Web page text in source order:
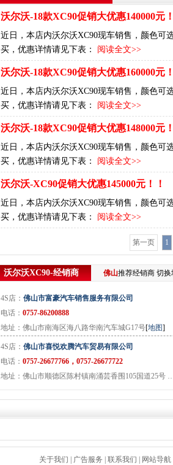
沃尔沃-18款XC90促销大优惠140000元！
近日，本店内沃尔沃XC90现车销售，颜色可
买，优惠详情请见下表：
阅读全文>>
沃尔沃-18款XC90促销大优惠160000元！
近日，本店内沃尔沃XC90现车销售，颜色可
买，优惠详情请见下表：
阅读全文>>
沃尔沃-18款XC90促销大优惠148000元！
近日，本店内沃尔沃XC90现车销售，颜色可
买，优惠详情请见下表：
阅读全文>>
沃尔沃-XC90促销大优惠145000元！！
近日，本店内沃尔沃XC90现车销售，颜色可
买，优惠详情请见下表：
阅读全文>>
第一页 1
沃尔沃XC90-经销商 佛山推荐经销商 切换
4S店： 佛山市富豪汽车销售服务有限公司
电话： 0757-86200888
地址：佛山市南海区海八路华南汽车城G17号[地图]
4S店： 佛山市喜悦欢腾汽车贸易有限公司
电话： 0757-26677766，0757-26677722
地址：佛山市顺德区陈村镇南涌芸香围105国道25号
关于我们 广告服务 联系我们 网站导航